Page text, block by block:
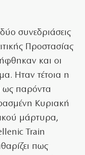
συνεδριάσεις
Προστασίας
και οι
Ηταν τέτοια η
ως παρόντα
Κυριακή
μάρτυρα,
Train
πως